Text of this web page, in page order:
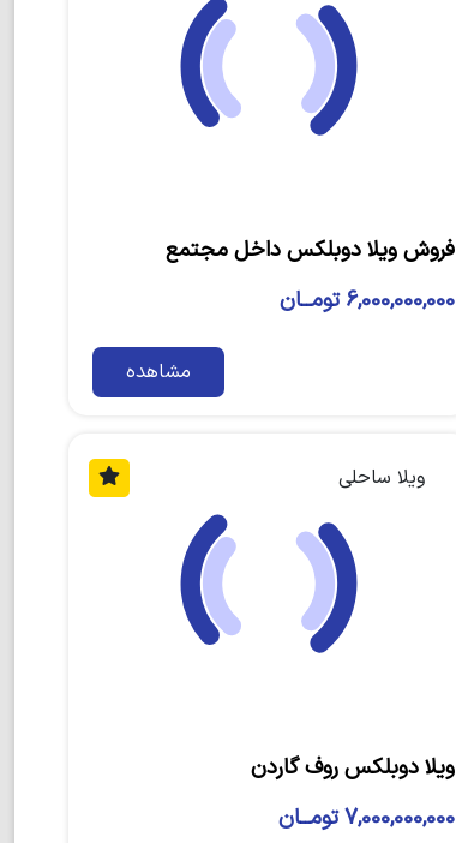
فروش ویلا دوبلکس داخل مجتمع
6,000,000,000 تومــان
مشاهده
ویلا ساحلی
ویلا دوبلکس روف گاردن
7,000,000,000 تومــان